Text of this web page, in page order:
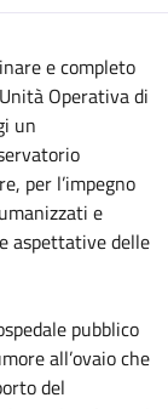
e completo
Operativa di
un
per l’impegno
e
aspettative delle
pubblico
all’ovaio che
del